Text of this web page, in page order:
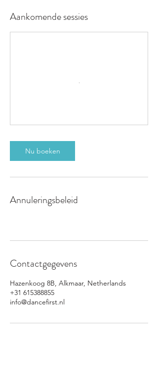
Aankomende sessies
Nu boeken
Annuleringsbeleid
Contactgegevens
Hazenkoog 8B, Alkmaar, Netherlands
+31 615388855
info@dancefirst.nl